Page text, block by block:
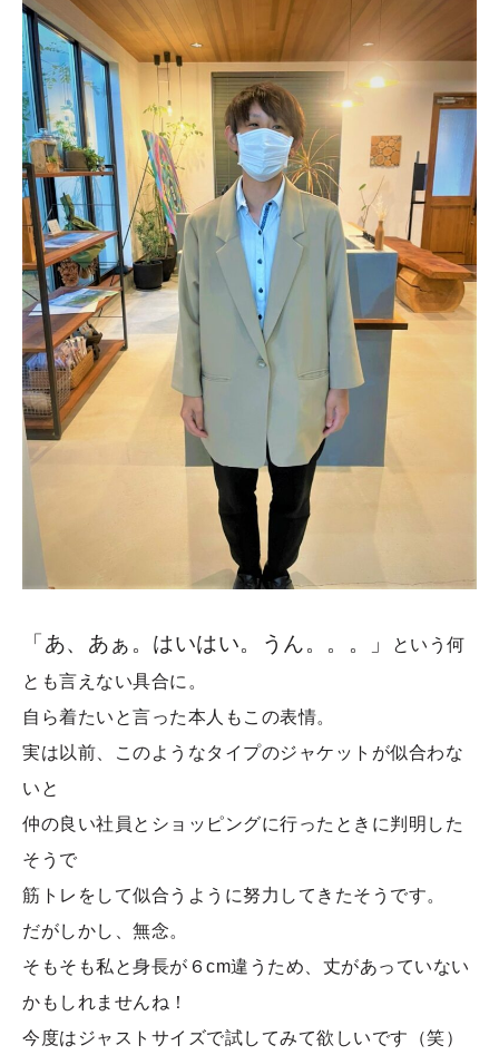
「あ、あぁ。はいはい。うん。。。」
という何
とも言えない具合に。
自ら着たいと言った本人もこの表情。
実は以前、このようなタイプのジャケットが似合わな
いと
仲の良い社員とショッピングに行ったときに判明した
そうで
筋トレをして似合うように努力してきたそうです。
だがしかし、無念。
そもそも私と身長が６cm違うため、丈があっていない
かもしれませんね！
今度はジャストサイズで試してみて欲しいです（笑）